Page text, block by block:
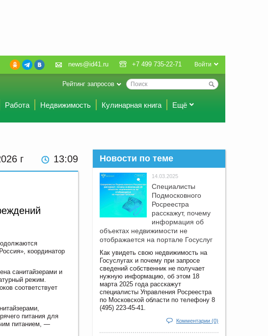
Войти
news@id41.ru +7 499 735-22-71
Рейтинг запросов
Работа Недвижимость Кулинарная книга Ещё
г 13 09
координатор
санитайзерами и
режим.
соответствует
питания для
питанием, —
Новости по теме
14.03.2025
Специалисты
Подмосковного
Росреестра
расскажут, почему
информация об
объектах недвижимости не
отображается на портале Госуслуг
Как увидеть свою недвижимость на
Госуслугах и почему при запросе
сведений собственник не получает
нужную информацию, об этом 18
марта 2025 года расскажут
специалисты Управления Росреестра
по Московской области по телефону 8
(495) 223-45-41.
Комментарии (0)